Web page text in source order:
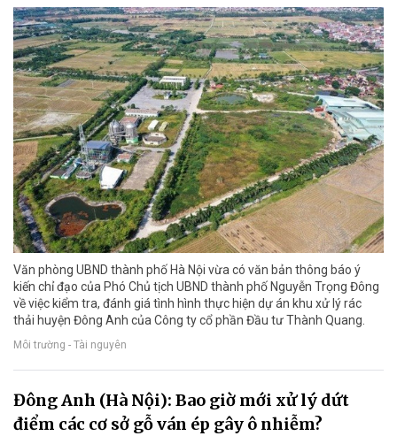
Văn phòng UBND thành phố Hà Nội vừa có văn bản thông báo ý
kiến chỉ đạo của Phó Chủ tịch UBND thành phố Nguyễn Trọng Đông
về việc kiểm tra, đánh giá tình hình thực hiện dự án khu xử lý rác
thải huyện Đông Anh của Công ty cổ phần Đầu tư Thành Quang.
Môi trường - Tài nguyên
Đông Anh (Hà Nội): Bao giờ mới xử lý dứt
điểm các cơ sở gỗ ván ép gây ô nhiễm?